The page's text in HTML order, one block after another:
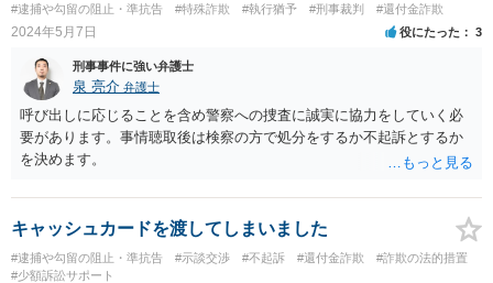
#逮捕や勾留の阻止・準抗告 #特殊詐欺 #執行猶予 #刑事裁判 #還付金詐欺
2024年5月7日 役にたった 3
刑事事件に強い弁護士
泉 亮介 弁護士
呼び出しに応じることを含め警察への捜査に誠実に協力をしていく必
要があります。事情聴取後は検察の方で処分をするか不起訴とするか
を決めます。
キャッシュカードを渡してしまいました
#逮捕や勾留の阻止・準抗告 #示談交渉 #不起訴 #還付金詐欺
#詐欺の法的措置
#少額訴訟サポート